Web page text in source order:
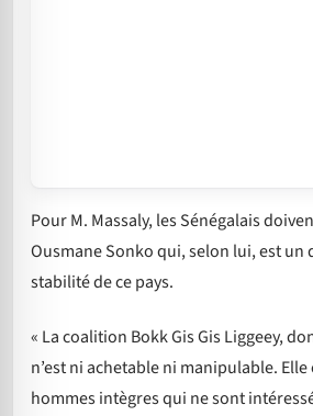
Pour M. Massaly, les Sénégalais
Ousmane Sonko qui, selon lui, est un
stabilité de ce pays.
« La coalition Bokk Gis Gis Liggeey,
n’est ni achetable ni manipulable.
hommes intègres qui ne sont